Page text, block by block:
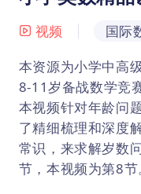
视频 国际
本资源为小学中高
8-11岁备战数学竞
本视频针对年龄问
了精细梳理和深度
常识，来求解岁数
节，本视频为第8节